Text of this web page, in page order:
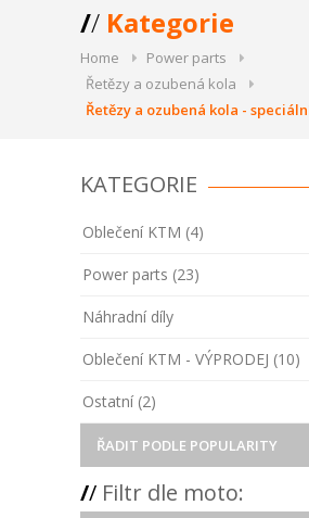
// Kategorie
Home
Power parts
Řetězy a ozubená kola
Řetězy a ozubená kola -
KATEGORIE
Oblečení KTM (4)
Power parts (23)
Náhradní díly
Oblečení KTM - VÝPRODEJ (10)
Ostatní (2)
ŘADIT PODLE POPULARITY
// Filtr dle moto: